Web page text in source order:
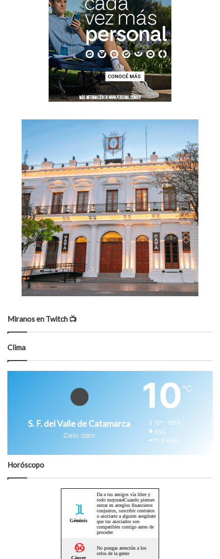
Miranos en Twitch 📺
Clima
S. F. del Valle de Catamarca
Cielo claro
10 ℃
10º - 10º%
63%
11.3 km/h
Horóscopo